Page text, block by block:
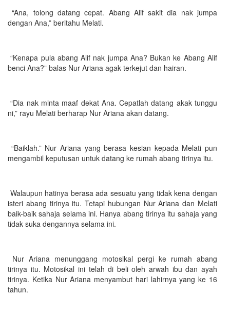
“Ana, tolong datang cepat. Abang Alif sakit dia nak jumpa
dengan Ana,” beritahu Melati.
“Kenapa pula abang Alif nak jumpa Ana? Bukan ke Abang Alif
benci Ana?” balas Nur Ariana agak terkejut dan hairan.
“Dia nak minta maaf dekat Ana. Cepatlah datang akak tunggu
ni,” rayu Melati berharap Nur Ariana akan datang.
“Baiklah.” Nur Ariana yang berasa kesian kepada Melati pun
mengambil keputusan untuk datang ke rumah abang tirinya itu.
Walaupun hatinya berasa ada sesuatu yang tidak kena dengan
isteri abang tirinya itu. Tetapi hubungan Nur Ariana dan Melati
baik-baik sahaja selama ini. Hanya abang tirinya itu sahaja yang
tidak suka dengannya selama ini.
Nur Ariana menunggang motosikal pergi ke rumah abang
tirinya itu. Motosikal ini telah di beli oleh arwah ibu dan ayah
tirinya. Ketika Nur Ariana menyambut hari lahirnya yang ke 16
tahun.